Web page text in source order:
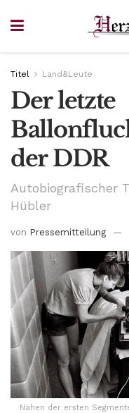
Titel Land&Leute
Der letzte
der DDR
Autobiografischer
Hübler
von Pressemitteilung
Nähen der ersten